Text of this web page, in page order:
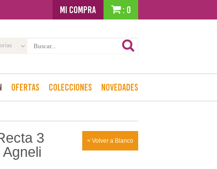
MI COMPRA : 0
Ofertas Colecciones Novedades
< Volver a Blanco
3